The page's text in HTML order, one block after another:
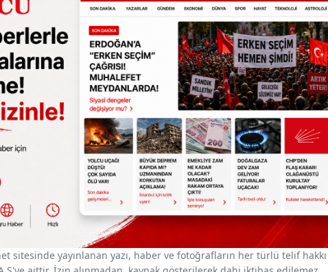
sitesinde yayınlanan yazı, haber ve fotoğrafların her türlü telif hakkı